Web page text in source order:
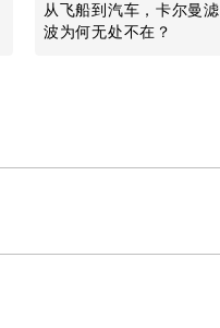
从飞船到汽车，卡尔曼滤
波为何无处不在？